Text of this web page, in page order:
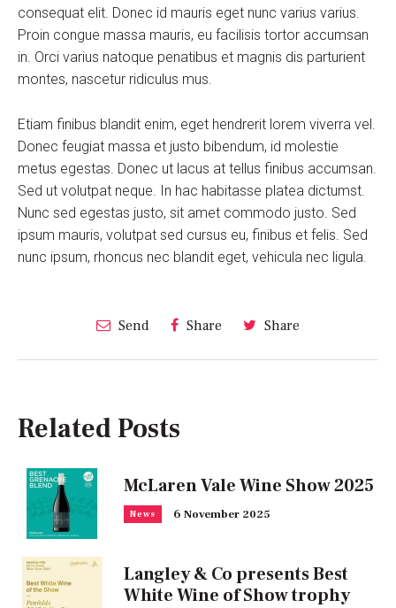
consequat elit. Donec id mauris eget nunc varius varius.
Proin congue massa mauris, eu facilisis tortor accumsan
in. Orci varius natoque penatibus et magnis dis parturient
montes, nascetur ridiculus mus.
Etiam finibus blandit enim, eget hendrerit lorem viverra vel.
Donec feugiat massa et justo bibendum, id molestie
metus egestas. Donec ut lacus at tellus finibus accumsan.
Sed ut volutpat neque. In hac habitasse platea dictumst.
Nunc sed egestas justo, sit amet commodo justo. Sed
ipsum mauris, volutpat sed cursus eu, finibus et felis. Sed
nunc ipsum, rhoncus nec blandit eget, vehicula nec ligula.
Send Share Share
Related Posts
McLaren Vale Wine Show 2025
News 6 November 2025
Langley & Co presents Best
White Wine of Show trophy